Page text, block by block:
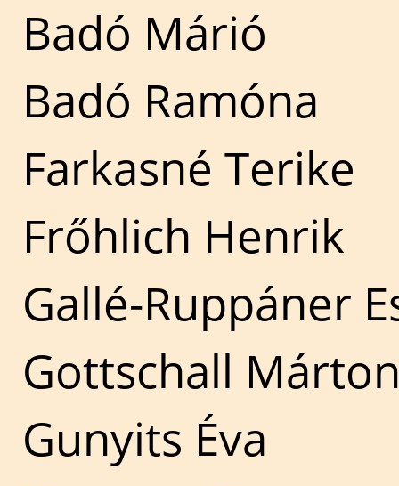
Badó Márió
Badó Ramóna
Farkasné Terike
Frőhlich Henrik
Gallé-Ruppáner
Gottschall
Gunyits Éva